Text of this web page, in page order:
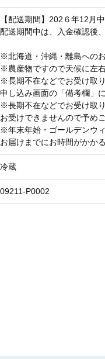
【配送期間】202６年12月
配送期間中は、入金確認後
※北海道・沖縄・離島への
※農産物ですので天候に左
※長期不在などでお受け取
申し込み画面の「備考欄」
※長期不在などでお受け取
お受けできませんので予め
※年末年始・ゴールデンウ
お届けまでにお時間がかか
冷蔵
09211-P0002